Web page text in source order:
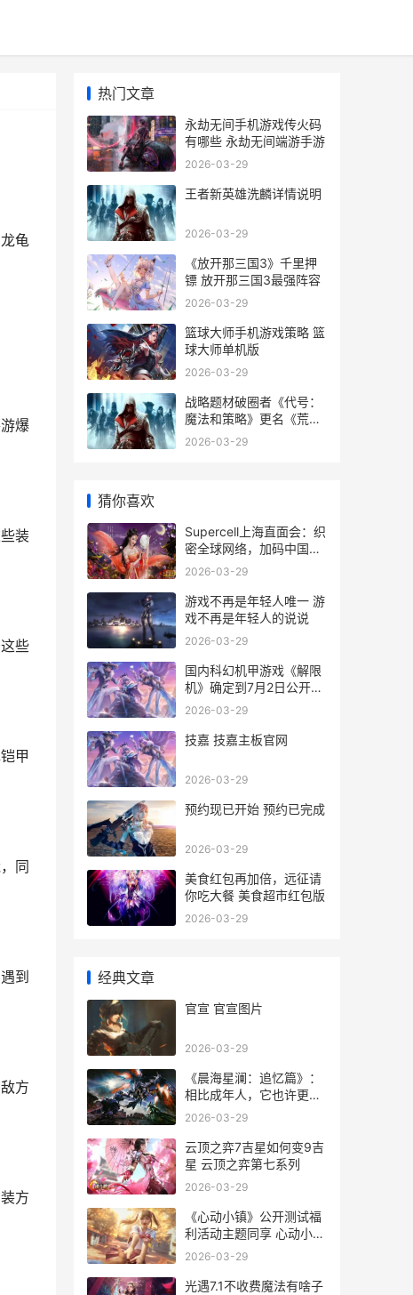
龟
爆
装
些
甲
同
到
方
方
热门文章
永劫无间手机游戏传火码
有哪些 永劫无间端游手游
2026-03-29
王者新英雄洗麟详情说明
2026-03-29
《放开那三国3》千里押
镖 放开那三国3最强阵容
2026-03-29
篮球大师手机游戏策略 篮
球大师单机版
2026-03-29
战略题材破圈者《代号：
魔法和策略》更名《荒野
国度》 战略破坏
2026-03-29
猜你喜欢
Supercell上海直面会：织
密全球网络，加码中国玩
家唯一尝试 supercell上
2026-03-29
游戏不再是年轻人唯一 游
戏不再是年轻人的说说
2026-03-29
国内科幻机甲游戏《解限
机》确定到7月2日公开测
试，登顶Steam国内游戏
游戏排名
2026-03-29
技嘉 技嘉主板官网
2026-03-29
预约现已开始 预约已完成
2026-03-29
美食红包再加倍，远征请
你吃大餐 美食超市红包版
2026-03-29
经典文章
官宣 官宣图片
2026-03-29
《晨海星澜：追忆篇》：
相比成年人，它也许更适
合作为才成为大人的人的
2026-03-29
云顶之弈7吉星如何变9吉
星 云顶之弈第七系列
2026-03-29
《心动小镇》公开测试福
利活动主题同享 心动小镇
手游下载
2026-03-29
光遇7.1不收费魔法有啥子